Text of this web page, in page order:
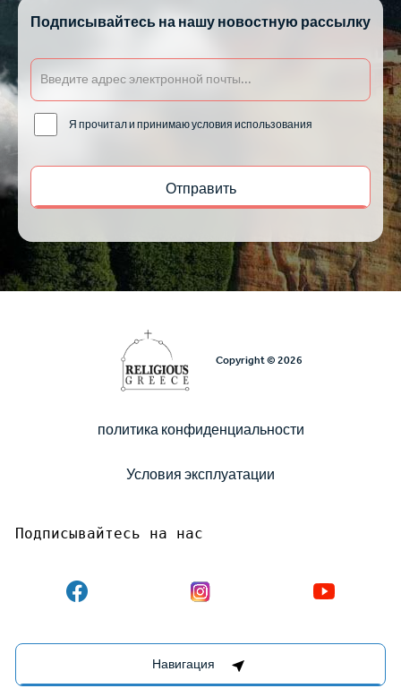
Навигация
Подписывайтесь на нашу новостную рассылку
Я прочитал и принимаю условия использования
Copyright © 2026
Υποσέλιδο
политика конфиденциальности
Условия эксплуатации
Подписывайтесь на нас
Destinations Management System by